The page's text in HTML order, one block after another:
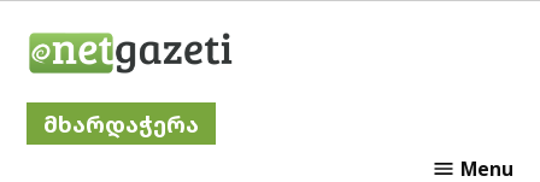
მხარდაჭერა
Menu